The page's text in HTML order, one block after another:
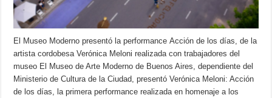
El Museo Moderno presentó la performance Acción de los días, de la
artista cordobesa Verónica Meloni realizada con trabajadores del
museo El Museo de Arte Moderno de Buenos Aires, dependiente del
Ministerio de Cultura de la Ciudad, presentó Verónica Meloni: Acción
de los días, la primera performance realizada en homenaje a los